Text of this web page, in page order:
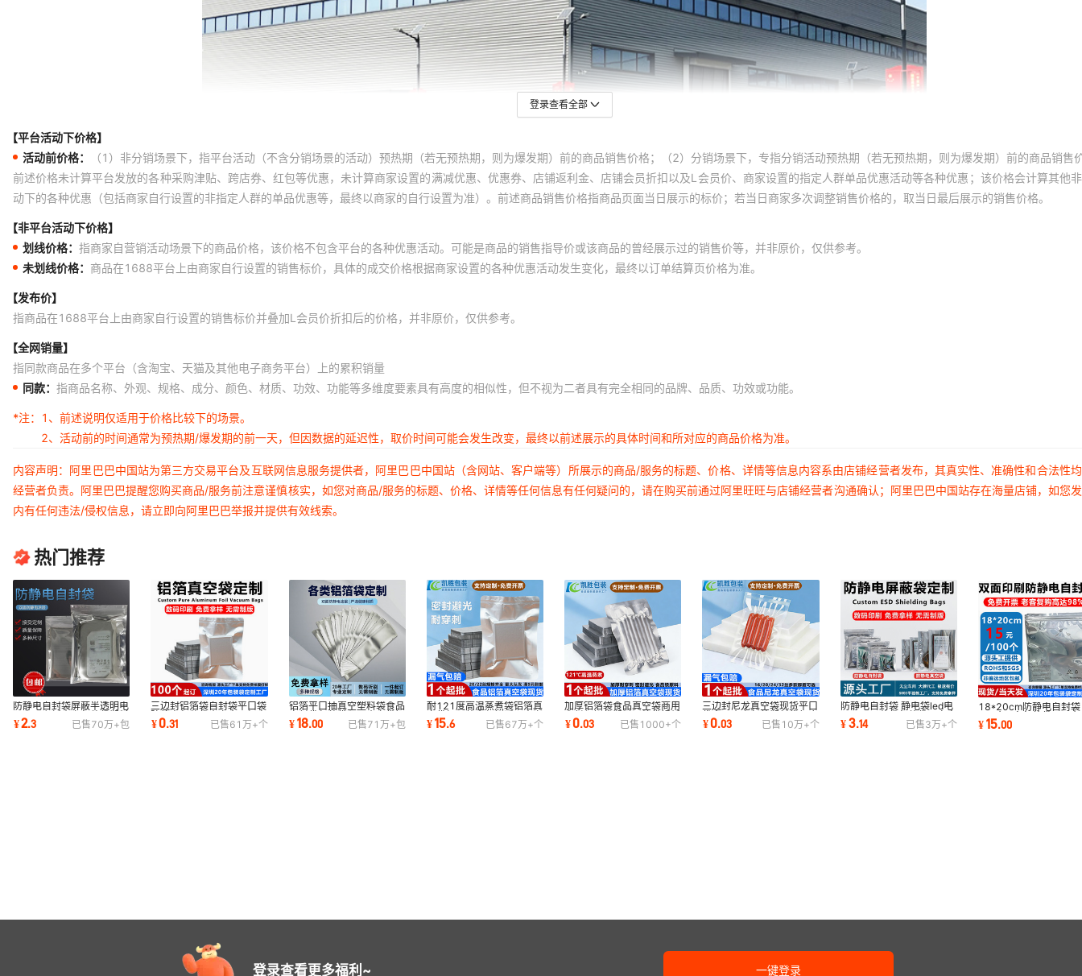
登录查看全部
【平台活动下价格】
活动前价格：
（1）非分销场景下，指平台活动（不含分销场景的活动）预热期（若无预热期，则为爆发期）前的商品销售价格；（2）分销场景下，专指分销活动预热期（若无预热期，则为爆发期）前的商品销售
前述价格未计算平台发放的各种采购津贴、跨店券、红包等优惠，未计算商家设置的满减优惠、优惠券、店铺返利金、店铺会员折扣以及L会员价、商家设置的指定人群单品优惠活动等各种优惠；该价格会计算其他
动下的各种优惠（包括商家自行设置的非指定人群的单品优惠等，最终以商家的自行设置为准）。前述商品销售价格指商品页面当日展示的标价；若当日商家多次调整销售价格的，取当日最后展示的销售价格。
【非平台活动下价格】
划线价格： 指商家自营销活动场景下的商品价格，该价格不包含平台的各种优惠活动。可能是商品的销售指导价或该商品的曾经展示过的销售价等，并非原价，仅供参考。
未划线价格： 商品在1688平台上由商家自行设置的销售标价，具体的成交价格根据商家设置的各种优惠活动发生变化，最终以订单结算页价格为准。
【发布价】
指商品在1688平台上由商家自行设置的销售标价并叠加L会员价折扣后的价格，并非原价，仅供参考。
【全网销量】
指同款商品在多个平台（含淘宝、天猫及其他电子商务平台）上的累积销量
同款： 指商品名称、外观、规格、成分、颜色、材质、功效、功能等多维度要素具有高度的相似性，但不视为二者具有完全相同的品牌、品质、功效或功能。
*注：
1、前述说明仅适用于价格比较下的场景。
2、活动前的时间通常为预热期/爆发期的前一天，但因数据的延迟性，取价时间可能会发生改变，最终以前述展示的具体时间和所对应的商品价格为准。
内容声明：阿里巴巴中国站为第三方交易平台及互联网信息服务提供者，阿里巴巴中国站（含网站、客户端等）所展示的商品/服务的标题、价格、详情等信息内容系由店铺经营者发布，其真实性、准确性和合法性
经营者负责。阿里巴巴提醒您购买商品/服务前注意谨慎核实，如您对商品/服务的标题、价格、详情等任何信息有任何疑问的，请在购买前通过阿里旺旺与店铺经营者沟通确认；阿里巴巴中国站存在海量店铺，如您
内有任何违法/侵权信息，请立即向阿里巴巴举报并提供有效线索。
热门推荐
防静电自封袋屏蔽半透明电
子产品主板真空包装袋塑料
袋密封
¥2.3 已售70万+包
三边封铝箔袋自封袋平口袋
防静电包装袋真空食品级密
封袋塑料包装
¥0.31 已售61万+个
铝箔平口抽真空塑料袋食品
自封袋包装袋坚果真空袋铝
膜密封自封口
¥18.00 已售71万+包
耐121度高温蒸煮袋铝箔真
空袋加厚熟食保鲜透明真空
包装袋子批发
¥15.6 已售67万+个
加厚铝箔袋食品真空袋商用
密封保鲜袋塑料压缩袋锡纸
面膜复合袋子
¥0.03 已售 1000+个
三边封尼龙真空袋现货平口
袋食品真空包装塑封袋复合
袋保鲜袋密封
¥0.03 已售 10万+个
防静电自封袋 静电袋led电
子元器屏蔽袋包装袋硬盘密
封袋自封口
¥3.14 已售3万+个
18*20cm防静电自封袋
3.5寸硬盘包装袋 LED
主板密封袋屏蔽袋
¥15.00
登录查看更多福利~ 一键登录